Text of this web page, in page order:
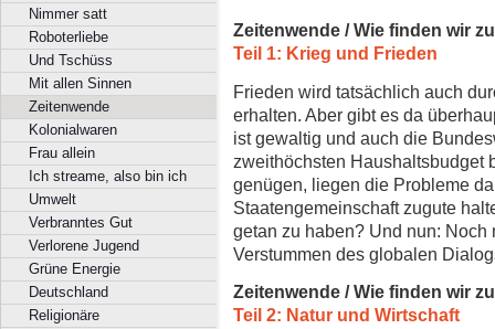
Nimmer satt
Roboterliebe
Und Tschüss
Mit allen Sinnen
Zeitenwende
Kolonialwaren
Frau allein
Ich streame, also bin ich
Umwelt
Verbranntes Gut
Verlorene Jugend
Grüne Energie
Deutschland
Religionäre
Zeitenwende / Wie finden wir
Teil 1: Krieg und Frieden
Frieden wird tatsächlich auch
erhalten. Aber gibt es da
ist gewaltig und auch die
zweithöchsten Haushaltsbudget
genügen, liegen die Probleme
Staatengemeinschaft zugute
getan zu haben? Und nun:
Verstummen des globalen
Zeitenwende / Wie finden wir
Teil 2: Natur und Wirtschaft